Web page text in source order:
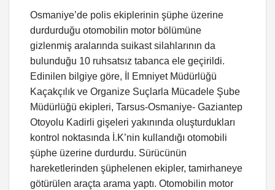
Osmaniye’de polis ekiplerinin şüphe üzerine
durdurduğu otomobilin motor bölümüne
gizlenmiş aralarında suikast silahlarının da
bulunduğu 10 ruhsatsız tabanca ele geçirildi.
Edinilen bilgiye göre, İl Emniyet Müdürlüğü
Kaçakçılık ve Organize Suçlarla Mücadele Şube
Müdürlüğü ekipleri, Tarsus-Osmaniye- Gaziantep
Otoyolu Kadirli gişeleri yakınında oluşturdukları
kontrol noktasında İ.K’nin kullandığı otomobili
şüphe üzerine durdurdu. Sürücünün
hareketlerinden şüphelenen ekipler, tamirhaneye
götürülen araçta arama yaptı. Otomobilin motor